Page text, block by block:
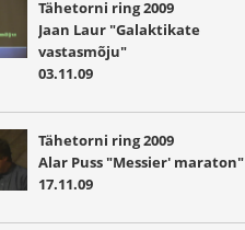
Tähetorni ring 2009
Jaan Laur "Galaktikate
vastasmõju"
03.11.09
Tähetorni ring 2009
Alar Puss "Messier' maraton"
17.11.09